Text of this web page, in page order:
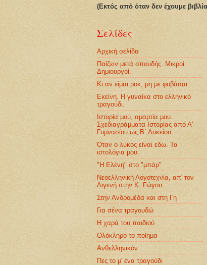
(Εκτός από όταν δεν έχουμε
Σελίδες
Αρχική σελίδα
Παίζειν μετά σπουδής. Μικροί
Δημιουργοί.
Κι αν είμαι ροκ, μη με φοβάσαι...
Εκείνη. Η γυναίκα στο ελληνικό
τραγούδι.
Ιστορία μου, αμαρτία μου.
Σχεδιαγράμματα Ιστορίας από Α'
Γυμνασίου ως Β΄ Λυκείου
Όταν ο λύκος είναι εδω. Τα
ιστολόγια μου.
"Η Ελένη" στο "μπάρ"
Νεοελληνική Λογοτεχνία, απ' τον
Διγενή στην Κ. Γώγου
Στην Ανδρομέδα και στη Γη
Για σένα τραγουδώ
Η χαρά του παιδιού
Ολόκληρο το ποίημα
Ανθελληνικόν
Πες το μ' ένα τραγούδι